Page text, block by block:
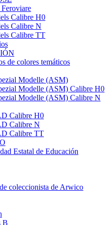
Calibre H0
Calibre N
Calibre TT
de colores temáticos
Modelle (ASM)
Modelle (ASM) Calibre H0
Modelle (ASM) Calibre N
Calibre H0
Calibre N
Calibre TT
Estatal de Educación
coleccionista de Arwico
B